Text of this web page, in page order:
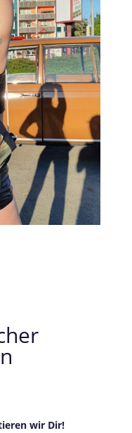
wir Dir!